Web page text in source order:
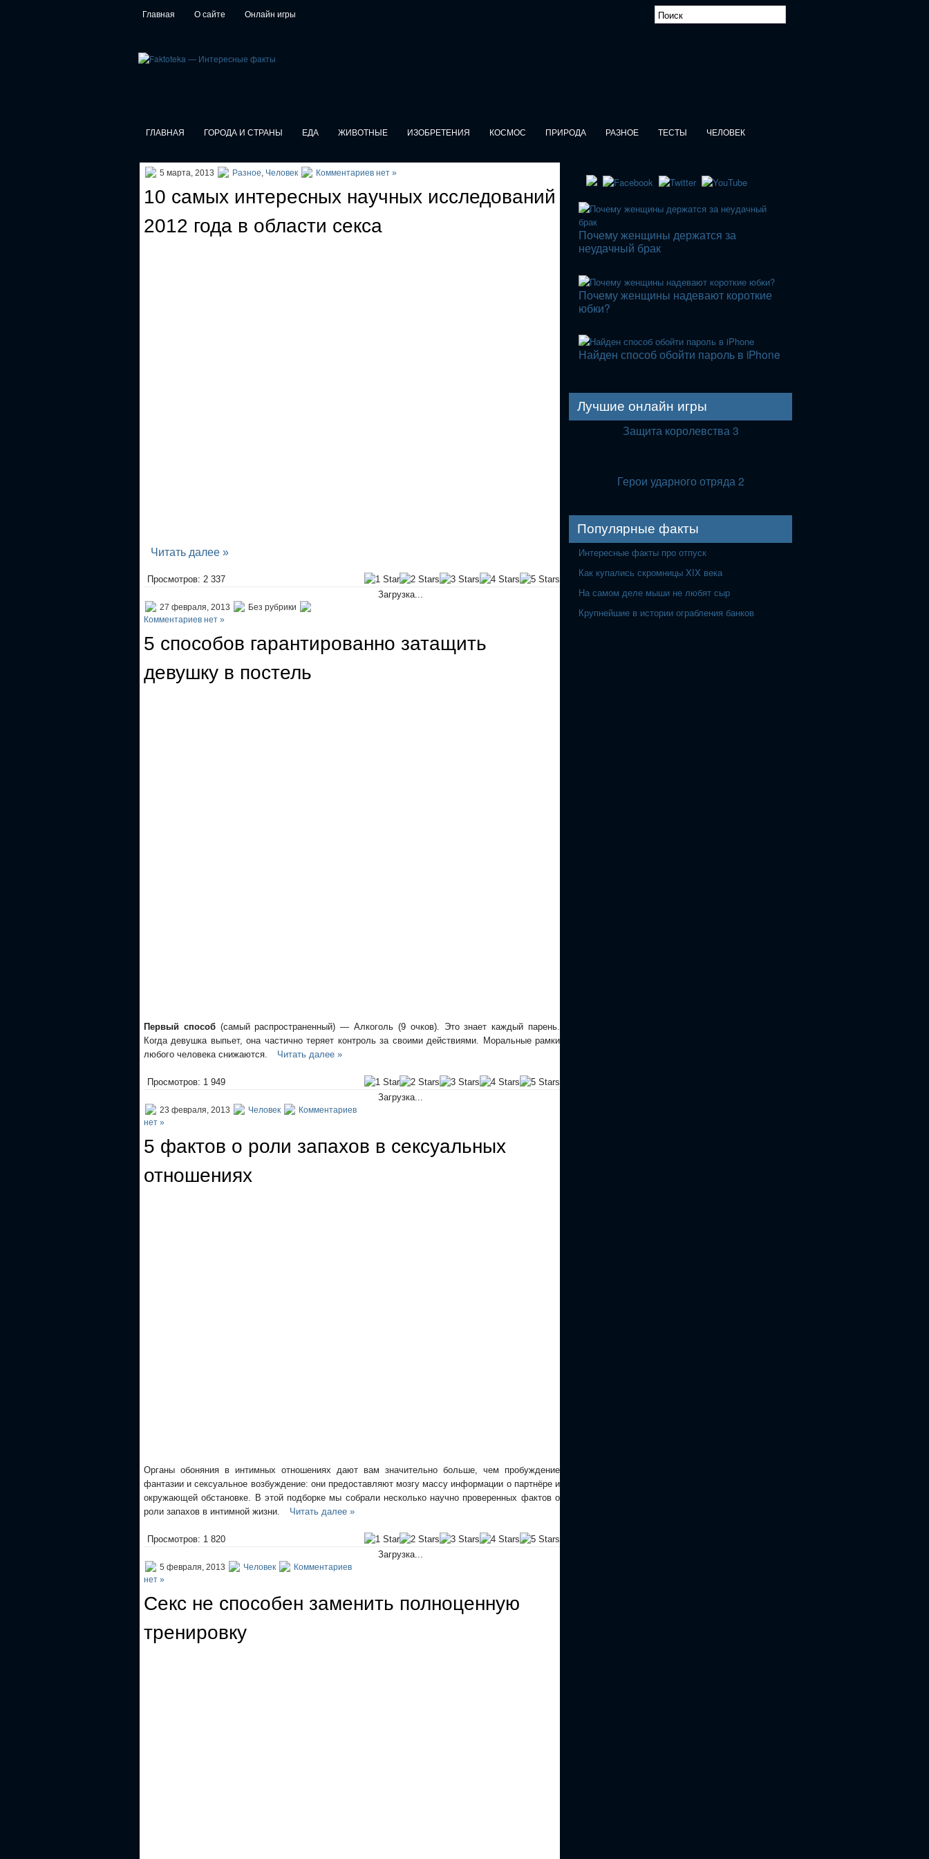
Главная О сайте Онлайн игры
ГЛАВНАЯ ГОРОДА И СТРАНЫ ЕДА ЖИВОТНЫЕ ИЗОБРЕТЕНИЯ КОСМОС ПРИРОДА РАЗНОЕ ТЕСТЫ ЧЕЛОВЕК
5 марта, 2013 Разное, Человек Комментариев нет »
10 самых интересных научных исследований
2012 года в области секса
Читать далее »
Просмотров: 2 337
Загрузка...
27 февраля, 2013
Без рубрики
Комментариев нет »
5 способов гарантированно затащить
девушку в постель
Первый способ(самый распространенный) — Алкоголь (9 очков). Это знает каждый парень.
Когда девушка выпьет, она частично теряет контроль за своими действиями. Моральные рамки
любого человека снижаются.
Читать далее »
Просмотров: 1 949
Загрузка...
23 февраля, 2013 Человек
Комментариев
нет »
5 фактов о роли запахов в сексуальных
отношениях
Органы обоняния в интимных отношениях дают вам значительно больше, чем пробуждение
фантазии и сексуальное возбуждение: они предоставляют мозгу массу информации о партнёре и
окружающей обстановке. В этой подборке мы собрали несколько научно проверенных фактов о
роли запахов в интимной жизни.
Читать далее »
Просмотров: 1 820
Загрузка...
5 февраля, 2013 Человек
Комментариев
нет »
Секс не способен заменить полноценную
тренировку
Почему женщины держатся за
неудачный брак
Почему женщины надевают короткие
юбки?
Найден способ обойти пароль в iPhone
Лучшие онлайн игры
Защита королевства 3
Герои ударного отряда 2
Популярные факты
Интересные факты про отпуск
Как купались скромницы XIX века
На самом деле мыши не любят сыр
Крупнейшие в истории ограбления банков